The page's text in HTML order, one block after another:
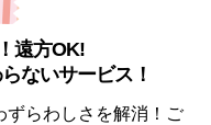
遠方OK!
ないサービス！
ずらわしさを解消！ご